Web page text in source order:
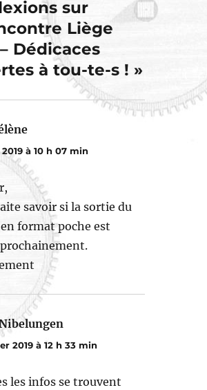
sur
Liège
Dédicaces
à tou-te-s ! »
dit :
à 10 h 07 min
savoir si la sortie du
format poche est
dit :
2019 à 12 h 33 min
les infos se trouvent